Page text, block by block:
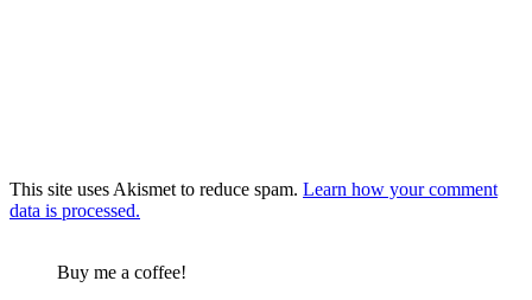
This site uses Akismet to reduce spam. Learn how your comment
data is processed.
Buy me a coffee!